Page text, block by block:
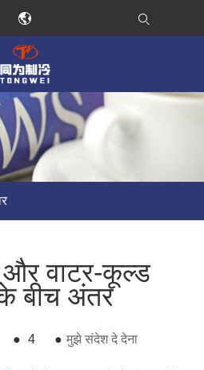
वाटर-कूल्ड
बीच अंतर
● 4 ● मुझे संदेश दे देना